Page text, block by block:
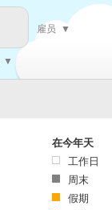
▼
雇员 ▼
在今年天
工作日
周末
假期